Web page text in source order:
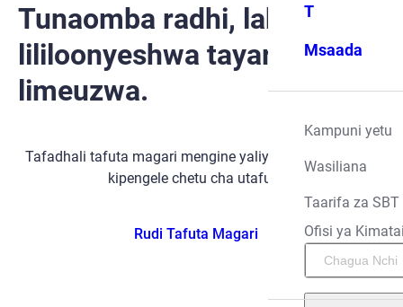
T
Msaada
Kampuni yetu
Wasiliana
Taarifa za SBT
Ofisi ya
Tunaomba radhi, lakini gari
lililoonyeshwa tayari
limeuzwa.
Tafadhali tafuta magari mengine yaliyopo kwa kutumia
kipengele chetu cha utafutaji.
Rudi Tafuta Magari